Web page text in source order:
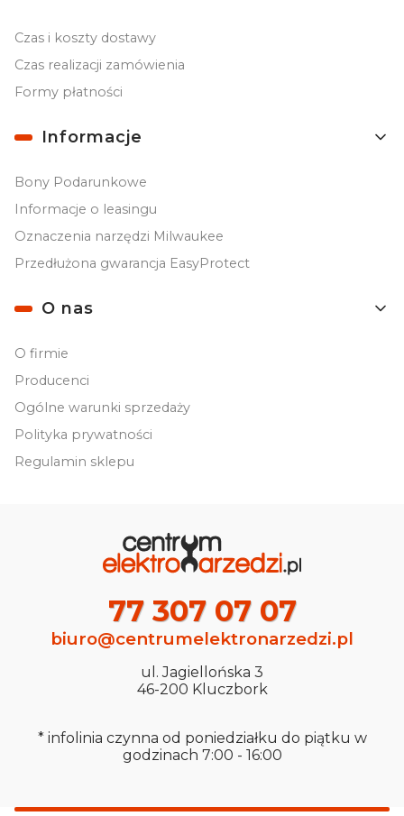
Czas i koszty dostawy
Czas realizacji zamówienia
Formy płatności
Informacje
Bony Podarunkowe
Informacje o leasingu
Oznaczenia narzędzi Milwaukee
Przedłużona gwarancja EasyProtect
O nas
O firmie
Producenci
Ogólne warunki sprzedaży
Polityka prywatności
Regulamin sklepu
77 307 07 07
biuro@centrumelektronarzedzi.pl
ul. Jagiellońska 3
46-200 Kluczbork
* infolinia czynna od poniedziałku do piątku w
godzinach 7:00 - 16:00